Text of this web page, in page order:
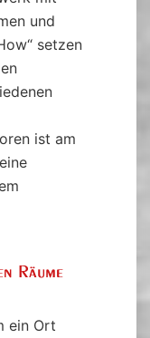
und
setzen
ist am
Räume
ein Ort